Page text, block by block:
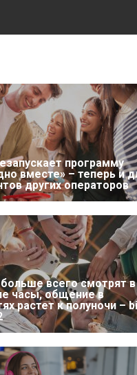
программу
вместе» – теперь и
других операторов
всего смотрят в
часы, общение в
растет к полуночи –